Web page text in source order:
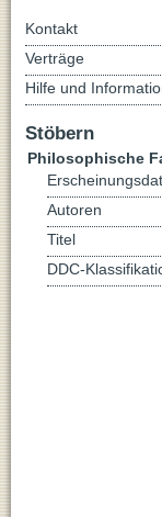
Kontakt
Verträge
Hilfe und
Stöbern
Philosophische
Autoren
Titel
DDC-